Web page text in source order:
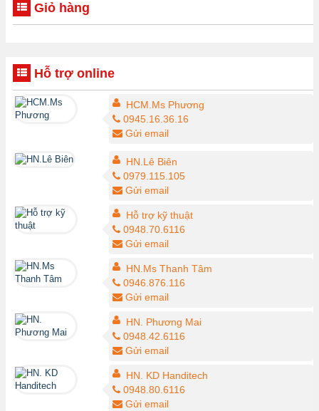
Giỏ hàng
Hỗ trợ online
HCM.Ms Phương
0945.16.36.16
Gửi email
HN.Lê Biên
0979.115.105
Gửi email
Hỗ trợ kỹ thuật
0948.70.6116
Gửi email
HN.Ms Thanh Tâm
0946.876.116
Gửi email
HN. Phương Mai
0948.42.6116
Gửi email
HN. KD Handitech
0948.80.6116
Gửi email